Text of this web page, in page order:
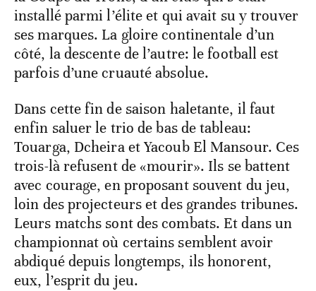
installé parmi l’élite et qui avait su y trouver
ses marques. La gloire continentale d’un
côté, la descente de l’autre: le football est
parfois d’une cruauté absolue.
Dans cette fin de saison haletante, il faut
enfin saluer le trio de bas de tableau:
Touarga, Dcheira et Yacoub El Mansour. Ces
trois-là refusent de «mourir». Ils se battent
avec courage, en proposant souvent du jeu,
loin des projecteurs et des grandes tribunes.
Leurs matchs sont des combats. Et dans un
championnat où certains semblent avoir
abdiqué depuis longtemps, ils honorent,
eux, l’esprit du jeu.